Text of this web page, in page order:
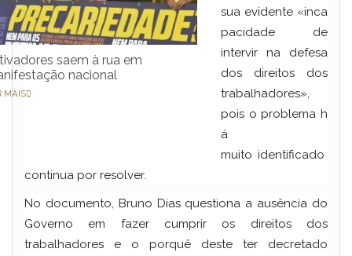
saem à rua em
nacional
MAIS
sua evidente «inca
pacidade de
intervir na defesa
dos direitos dos
trabalhadores»,
pois o problema h
á
muito identificado
continua por resolver.
No documento, Bruno Dias questiona a ausência do
Governo em fazer cumprir os direitos dos
trabalhadores e o porquê deste ter decretado